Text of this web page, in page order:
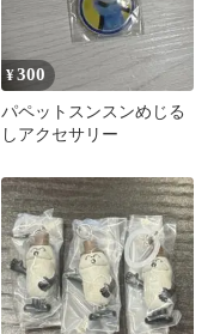
¥300
パペットスンスンめじる
しアクセサリー